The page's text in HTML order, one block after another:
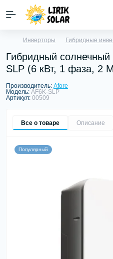
Инверторы Гибридные
Гибридный солнечный
SLP (6 кВт, 1 фаза, 2
Производитель: Afore
Модель: AF6K-SLP
Артикул: 00509
Все о товаре Описание
Популярный